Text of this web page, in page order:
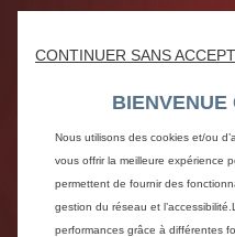
CONTINUER SANS
BIENVENUE
Nous utilisons des cookies et/ou
vous offrir la meilleure expérience
permettent de fournir des
gestion du réseau et
performances grâce à différentes